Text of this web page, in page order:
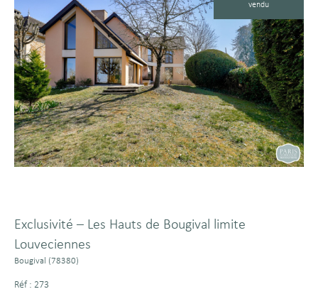
vendu
Exclusivité – Les Hauts de Bougival limite
Louveciennes
Bougival (78380)
Réf : 273